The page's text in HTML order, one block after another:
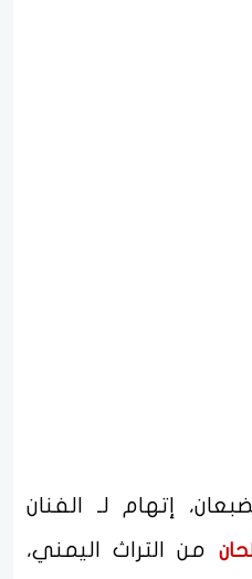
إتهام لـ الفنان
من التراث اليمني،